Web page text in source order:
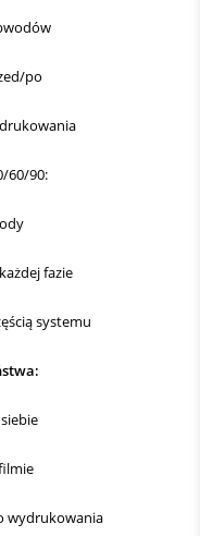
po
60/90:
fazie
systemu
wydrukowania